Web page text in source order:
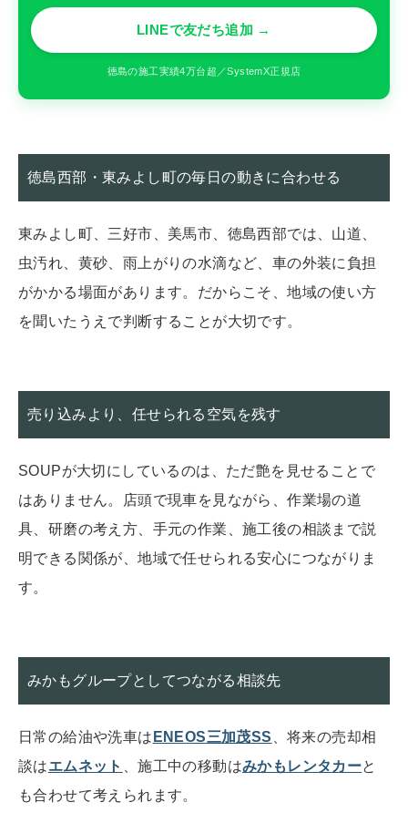
LINEで友だち追加 →
徳島の施工実績4万台超／SystemX正規店
徳島西部・東みよし町の毎日の動きに合わせる
東みよし町、三好市、美馬市、徳島西部では、山道、
虫汚れ、黄砂、雨上がりの水滴など、車の外装に負担
がかかる場面があります。だからこそ、地域の使い方
を聞いたうえで判断することが大切です。
売り込みより、任せられる空気を残す
SOUPが大切にしているのは、ただ艶を見せることで
はありません。店頭で現車を見ながら、作業場の道
具、研磨の考え方、手元の作業、施工後の相談まで説
明できる関係が、地域で任せられる安心につながりま
す。
みかもグループとしてつながる相談先
日常の給油や洗車は ENEOS三加茂SS 、将来の売却相
談はエムネット 、施工中の移動はみかもレンタカーと
も合わせて考えられます。